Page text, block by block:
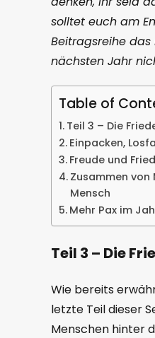
solltet euch am
Beitragsreihe das
nächsten Jahr
Table of
Teil 3 – Die
Einpacken,
Freude und
Zusammen von
Mensch
Mehr Pax im
Teil 3 – Die
Wie bereits
letzte Teil dieser
Menschen hinter